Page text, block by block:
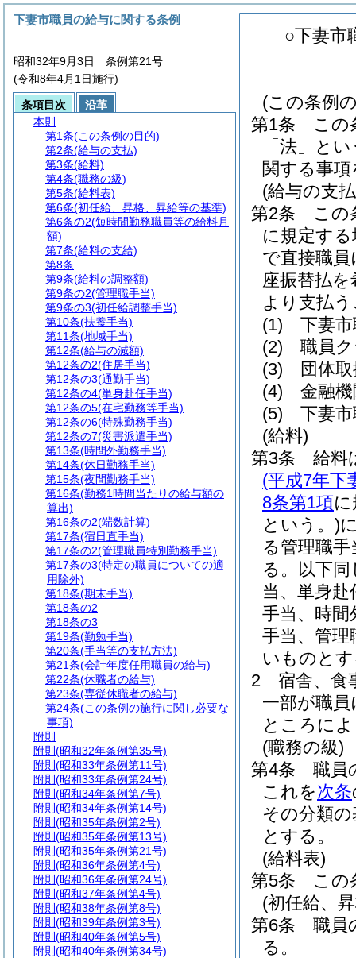
○下妻市
(この条例
第1条
この
「法」と
関する事
(給与の支
第2条
この
に規定す
で直接職
座振替払
より支払
(1)
下妻
(2)
職員
(3)
団体
(4)
金融
(5)
下妻
(給料)
第3条
給料
(平成7年下
8条第1項
という。)
る管理職
る。以下同
当、単身
手当、時間
手当、管理
いものと
2
宿舎、食
一部が職
ところに
(職務の級)
第4条
職員
これを次条
その分類
とする。
(給料表)
第5条
この
(初任給、
第6条
職員
る。
下妻市職員の給与に関する条例
昭和32年9月3日 条例第21号
(令和8年4月1日施行)
条項目次
沿革
本則
第1条(この条例の目的)
第2条(給与の支払)
第3条(給料)
第4条(職務の級)
第5条(給料表)
第6条(初任給、昇格、昇給等の基準)
第6条の2(短時間勤務職員等の給料月
額)
第7条(給料の支給)
第8条
第9条(給料の調整額)
第9条の2(管理職手当)
第9条の3(初任給調整手当)
第10条(扶養手当)
第11条(地域手当)
第12条(給与の減額)
第12条の2(住居手当)
第12条の3(通勤手当)
第12条の4(単身赴任手当)
第12条の5(在宅勤務等手当)
第12条の6(特殊勤務手当)
第12条の7(災害派遣手当)
第13条(時間外勤務手当)
第14条(休日勤務手当)
第15条(夜間勤務手当)
第16条(勤務1時間当たりの給与額の
算出)
第16条の2(端数計算)
第17条(宿日直手当)
第17条の2(管理職員特別勤務手当)
第17条の3(特定の職員についての適
用除外)
第18条(期末手当)
第18条の2
第18条の3
第19条(勤勉手当)
第20条(手当等の支払方法)
第21条(会計年度任用職員の給与)
第22条(休職者の給与)
第23条(専従休職者の給与)
第24条(この条例の施行に関し必要な
事項)
附則
附則 (昭和32年条例第35号)
附則 (昭和33年条例第11号)
附則 (昭和33年条例第24号)
附則 (昭和34年条例第7号)
附則 (昭和34年条例第14号)
附則 (昭和35年条例第2号)
附則 (昭和35年条例第13号)
附則 (昭和35年条例第21号)
附則 (昭和36年条例第4号)
附則 (昭和36年条例第24号)
附則 (昭和37年条例第4号)
附則 (昭和38年条例第8号)
附則 (昭和39年条例第3号)
附則 (昭和40年条例第5号)
附則 (昭和40年条例第34号)